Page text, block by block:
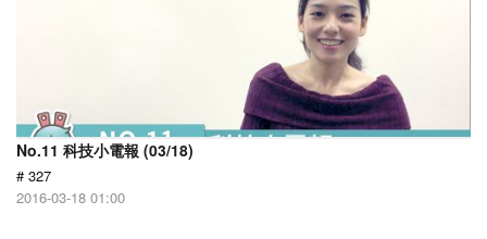
No.11 科技小電報 (03/18)
# 327
2016-03-18 01:00